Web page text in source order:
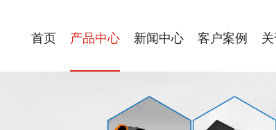
首页 产品中心 新闻中心 客户案例